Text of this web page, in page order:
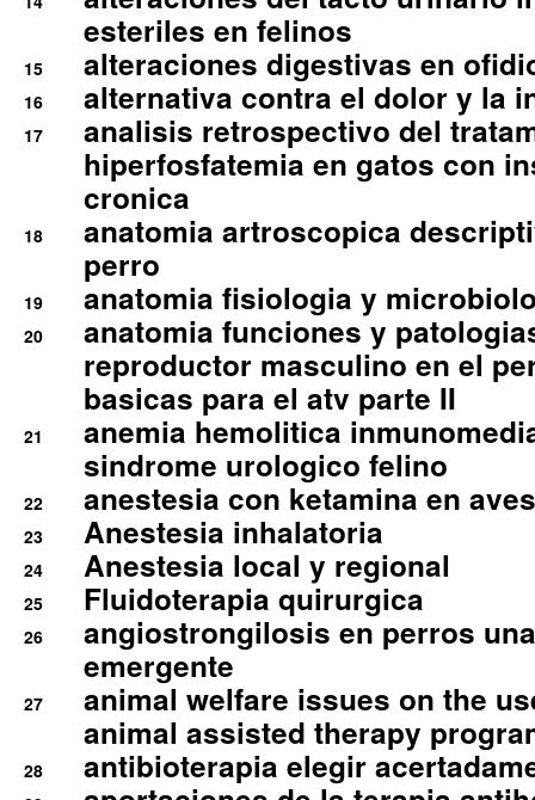
esteriles en felinos
15 alteraciones digestivas en
16 alternativa contra el dolor y la
17
analisis retrospectivo del
hiperfosfatemia en gatos con
cronica
18
anatomia artroscopica
perro
19 anatomia fisiologia y
20
anatomia funciones y
reproductor masculino en el
basicas para el atv parte II
21
anemia hemolitica
sindrome urologico felino
22 anestesia con ketamina en
23 Anestesia inhalatoria
24 Anestesia local y regional
25 Fluidoterapia quirurgica
26
angiostrongilosis en perros
emergente
27
animal welfare issues on the
animal assisted therapy
28 antibioterapia elegir